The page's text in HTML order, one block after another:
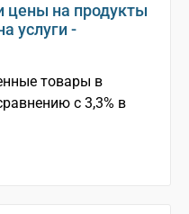
цены на продукты
услуги -
товары в
с 3,3% в